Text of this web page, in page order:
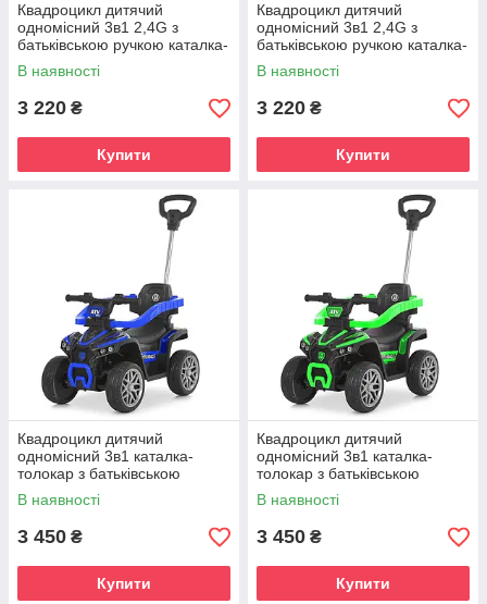
Квадроцикл дитячий
одномісний 3в1 2,4G з
батьківською ручкою каталка-
толокар 16V 4AH 135W EVA-
колеса шкіряне сидіння
В наявності
3 220 ₴
Купити
Квадроцикл дитячий
одномісний 3в1 2,4G з
батьківською ручкою каталка-
толокар 16V 4AH 135W EVA-
колеса шкіряне сидіння
В наявності
3 220 ₴
Купити
Квадроцикл дитячий
одномісний 3в1 каталка-
толокар з батьківською
ручкою 2.4G р/к акумулятор
6V 4AH мотор 25W EVA-
В наявності
3 450 ₴
Купити
Квадроцикл дитячий
одномісний 3в1 каталка-
толокар з батьківською
ручкою 2.4G р/к акумулятор
6V 4AH мотор 25W EVA-
В наявності
3 450 ₴
Купити